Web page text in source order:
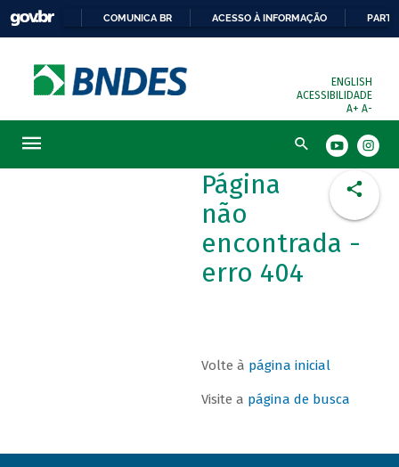
COMUNICA BR ACESSO À INFORMAÇÃO
ENGLISH
ACESSIBILIDADE
A+ A-
Busca
Página
não
encontrada -
erro 404
Volte à página inicial
Visite a página de busca